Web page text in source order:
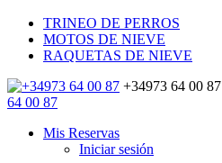
TRINEO DE PERROS
MOTOS DE NIEVE
RAQUETAS DE NIEVE
+34973 64 00 87
64 00 87
Mis Reservas
Iniciar sesión